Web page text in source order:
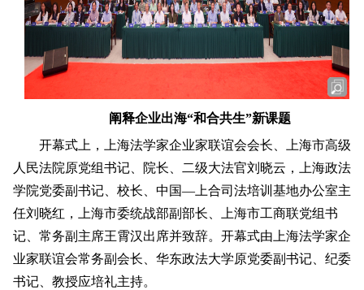
阐释企业出海“和合共生”新课题
开幕式上，上海法学家企业家联谊会会长、上海市高级
人民法院原党组书记、院长、二级大法官刘晓云，上海政法
学院党委副书记、校长、中国—上合司法培训基地办公室主
任刘晓红，上海市委统战部副部长、上海市工商联党组书
记、常务副主席王霄汉出席并致辞。开幕式由上海法学家企
业家联谊会常务副会长、华东政法大学原党委副书记、纪委
书记、教授应培礼主持。